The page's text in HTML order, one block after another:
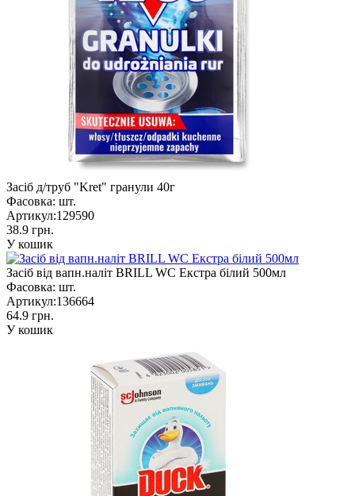
Засіб д/труб "Kret" гранули 40г
Фасовка: шт.
Артикул:129590
38.9 грн.
У кошик
Засіб від вапн.наліт BRILL WC Екстра білий 500мл
Фасовка: шт.
Артикул:136664
64.9 грн.
У кошик